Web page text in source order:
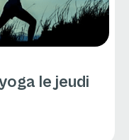
le jeudi